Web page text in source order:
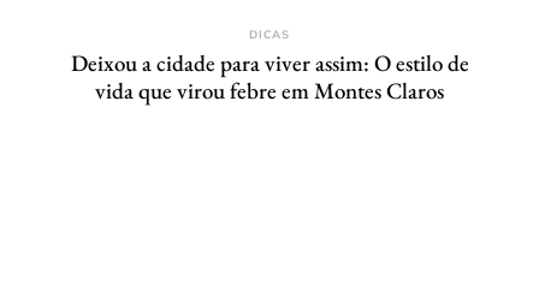
DICAS
Deixou a cidade para viver assim: O estilo de
vida que virou febre em Montes Claros